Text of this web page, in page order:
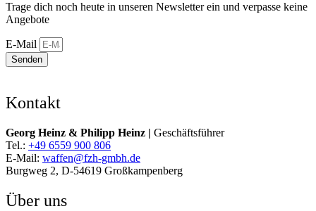
Trage dich noch heute in unseren Newsletter ein und verpasse keine
Angebote
E-Mail
Senden
Kontakt
Georg Heinz & Philipp Heinz | Geschäftsführer
Tel.: +49 6559 900 806
E-Mail: waffen@fzh-gmbh.de
Burgweg 2, D-54619 Großkampenberg
Über uns